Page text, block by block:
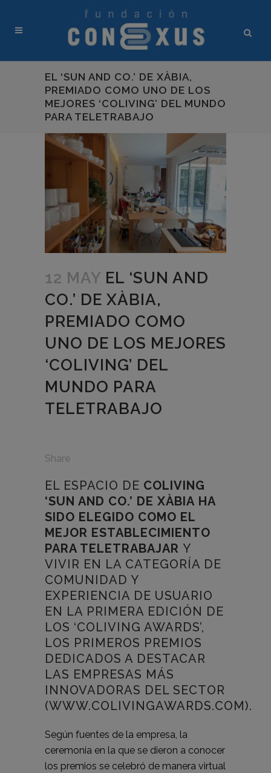
EL ‘SUN AND CO.’ DE XÀBIA,
PREMIADO COMO UNO DE LOS
MEJORES ‘COLIVING’ DEL MUNDO
PARA TELETRABAJO
12 MAY EL ‘SUN AND
CO.’ DE XÀBIA,
PREMIADO COMO
UNO DE LOS MEJORES
‘COLIVING’ DEL
MUNDO PARA
TELETRABAJO
Share
EL ESPACIO DE COLIVING
‘SUN AND CO.’ DE XÀBIA HA
SIDO ELEGIDO COMO EL
MEJOR ESTABLECIMIENTO
PARA TELETRABAJAR Y
VIVIR EN LA CATEGORÍA DE
COMUNIDAD Y
EXPERIENCIA DE USUARIO
EN LA PRIMERA EDICIÓN DE
LOS ‘COLIVING AWARDS’,
LOS PRIMEROS PREMIOS
DEDICADOS A DESTACAR
LAS EMPRESAS MÁS
INNOVADORAS DEL SECTOR
(WWW.COLIVINGAWARDS.COM).
Según fuentes de la empresa, la
ceremonia en la que se dieron a conocer
los premios se celebró de manera virtual